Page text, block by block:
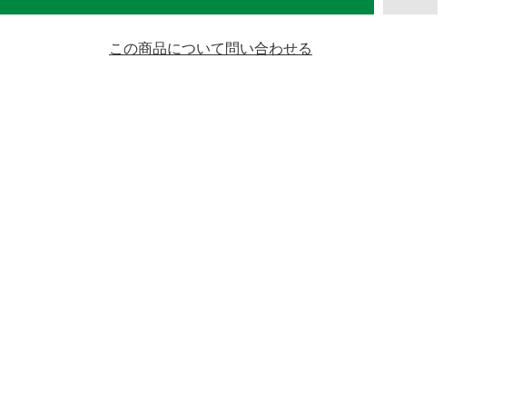
この商品について問い合わせる